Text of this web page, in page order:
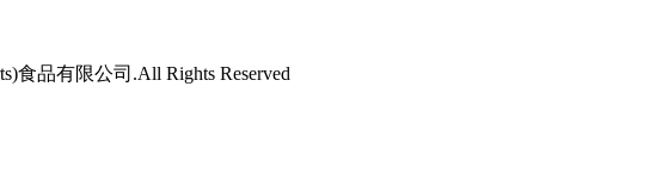
食品有限公司.All Rights Reserved